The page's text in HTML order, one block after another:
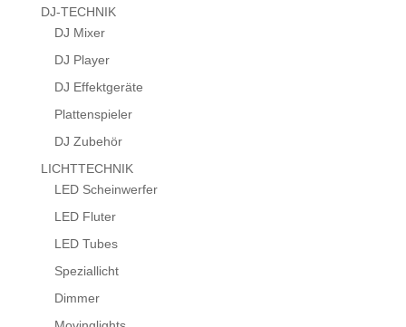
DJ-TECHNIK
DJ Mixer
DJ Player
DJ Effektgeräte
Plattenspieler
DJ Zubehör
LICHTTECHNIK
LED Scheinwerfer
LED Fluter
LED Tubes
Speziallicht
Dimmer